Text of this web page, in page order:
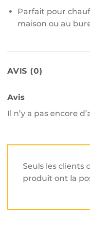
Parfait pour
maison ou au
AVIS (0)
Avis
Il n’y a pas encore
Seuls les clients
produit ont la